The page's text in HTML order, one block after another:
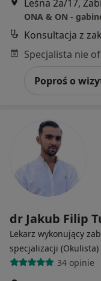
Leśna 2a/17,
Konsultacja z
Poproś o
dr Jakub Filip
Lekarz wykonujący
specjalizacji (Okulista)
34 opinie